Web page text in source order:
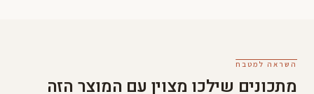
השראה למטבח
מתכונים שילכו מצוין עם המוצר הזה